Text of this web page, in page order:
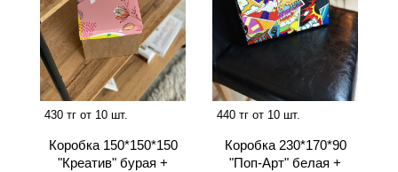
430 тг от 10 шт.
Коробка 150*150*150
"Креатив" бурая +
440 тг от 10 шт.
Коробка 230*170*90
"Поп-Арт" белая +